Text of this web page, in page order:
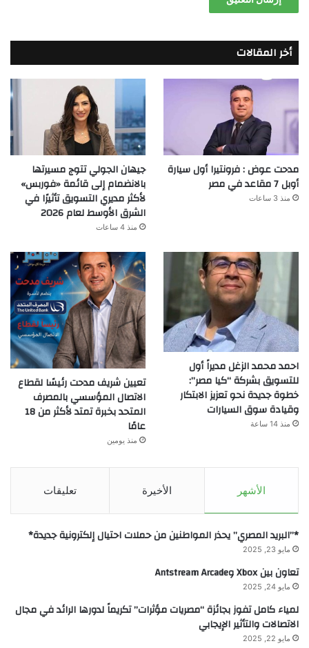
أخر المقالات
مدحت عوض : فرونتيرا أول سيارة
أوبل 7 مقاعد في مصر
منذ 3 ساعات
جيهان الجولي تتوج مسيرتها
بالانضمام إلى قائمة «فوربس»
لأكثر مديري التسويق تأثيرًا في
الشرق الأوسط لعام 2026
منذ 4 ساعات
احمد محمد الزغل مديراً أول
للتسويق بشركة “كيا مصر”:
خطوة جديدة نحو تعزيز الابتكار
وقيادة سوق السيارات
منذ 14 ساعة
تعيين شريف مدحت رئيسًا لقطاع
الاتصال المؤسسي بالمصرف
المتحد بخبرة تمتد لأكثر من 18
عامًا
منذ يومين
الأشهر الأخيرة تعليقات
*”البريد المصري” يحذر المواطنين من حملات احتيال إلكترونية جديدة*
مايو 23, 2025
تعاون بين Xbox وAntstream Arcade
مايو 24, 2025
لمياء كامل تفوز بجائزة “مصريات مؤثرات” تكريماً لدورها الرائد في مجال
الاتصالات والتأثير الإيجابي
مايو 22, 2025